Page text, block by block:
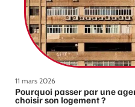
11 mars 2026
Pourquoi passer par une
choisir son logement ?